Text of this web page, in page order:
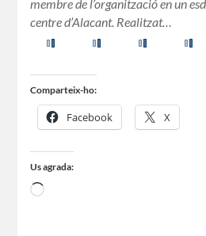
membre de l’organització en un
centre d’Alacant. Realitzat…
Comparteix-ho:
Facebook X
Us agrada: